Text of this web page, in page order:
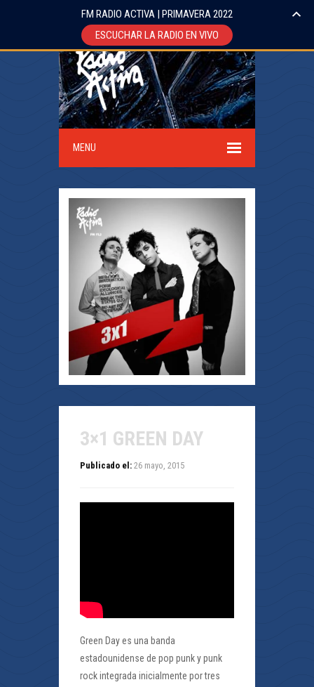
MENU
3×1 GREEN DAY
Publicado el: 26 mayo, 2015
Green Day es una banda
estadounidense de pop punk y punk
rock integrada inicialmente por tres
FM RADIO ACTIVA | PRIMAVERA 2022
ESCUCHAR LA RADIO EN VIVO